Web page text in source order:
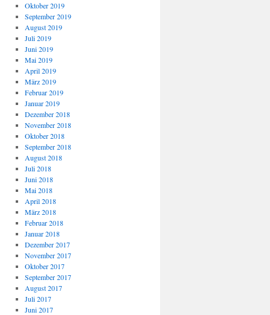
Oktober 2019
September 2019
August 2019
Juli 2019
Juni 2019
Mai 2019
April 2019
März 2019
Februar 2019
Januar 2019
Dezember 2018
November 2018
Oktober 2018
September 2018
August 2018
Juli 2018
Juni 2018
Mai 2018
April 2018
März 2018
Februar 2018
Januar 2018
Dezember 2017
November 2017
Oktober 2017
September 2017
August 2017
Juli 2017
Juni 2017